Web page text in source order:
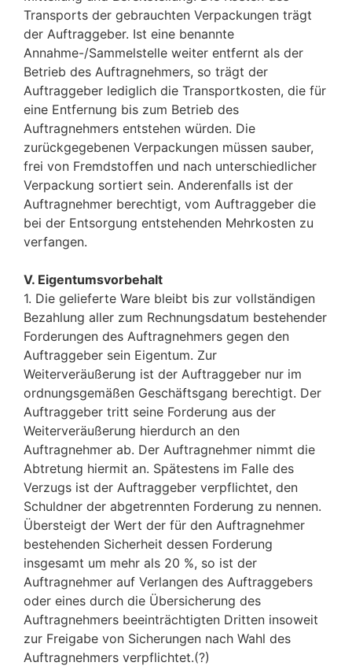
Transports der gebrauchten Verpackungen trägt
der Auftraggeber. Ist eine benannte
Annahme-/Sammelstelle weiter entfernt als der
Betrieb des Auftragnehmers, so trägt der
Auftraggeber lediglich die Transportkosten, die für
eine Entfernung bis zum Betrieb des
Auftragnehmers entstehen würden. Die
zurückgegebenen Verpackungen müssen sauber,
frei von Fremdstoffen und nach unterschiedlicher
Verpackung sortiert sein. Anderenfalls ist der
Auftragnehmer berechtigt, vom Auftraggeber die
bei der Entsorgung entstehenden Mehrkosten zu
verfangen.
V. Eigentumsvorbehalt
1. Die gelieferte Ware bleibt bis zur vollständigen
Bezahlung aller zum Rechnungsdatum bestehender
Forderungen des Auftragnehmers gegen den
Auftraggeber sein Eigentum. Zur
Weiterveräußerung ist der Auftraggeber nur im
ordnungsgemäßen Geschäftsgang berechtigt. Der
Auftraggeber tritt seine Forderung aus der
Weiterveräußerung hierdurch an den
Auftragnehmer ab. Der Auftragnehmer nimmt die
Abtretung hiermit an. Spätestens im Falle des
Verzugs ist der Auftraggeber verpflichtet, den
Schuldner der abgetrennten Forderung zu nennen.
Übersteigt der Wert der für den Auftragnehmer
bestehenden Sicherheit dessen Forderung
insgesamt um mehr als 20 %, so ist der
Auftragnehmer auf Verlangen des Auftraggebers
oder eines durch die Übersicherung des
Auftragnehmers beeinträchtigten Dritten insoweit
zur Freigabe von Sicherungen nach Wahl des
Auftragnehmers verpflichtet.(?)